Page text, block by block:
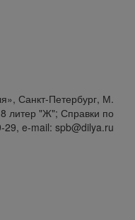
Санкт-Петербург, М.
литер "Ж"; Справки по
e-mail: spb@dilya.ru